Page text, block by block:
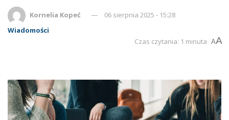
Kornelia Kopeć
06 sierpnia 2025 - 15:28
Wiadomości
Czas czytania: 1 minuta AA